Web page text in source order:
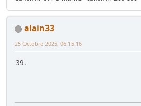
alain33
25 Octobre 2025, 06:15:16
39.